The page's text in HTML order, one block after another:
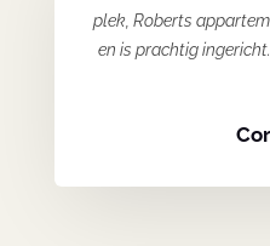
plek, Roberts
en is prachtig